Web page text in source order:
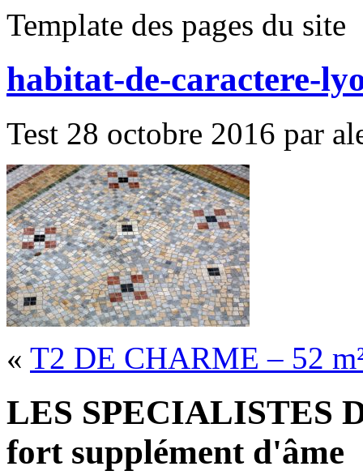
Template des pages du site
habitat-de-caractere-
Test 28 octobre 2016 par
« T2 DE CHARME – 52
LES SPECIALISTES
fort supplément d'âme